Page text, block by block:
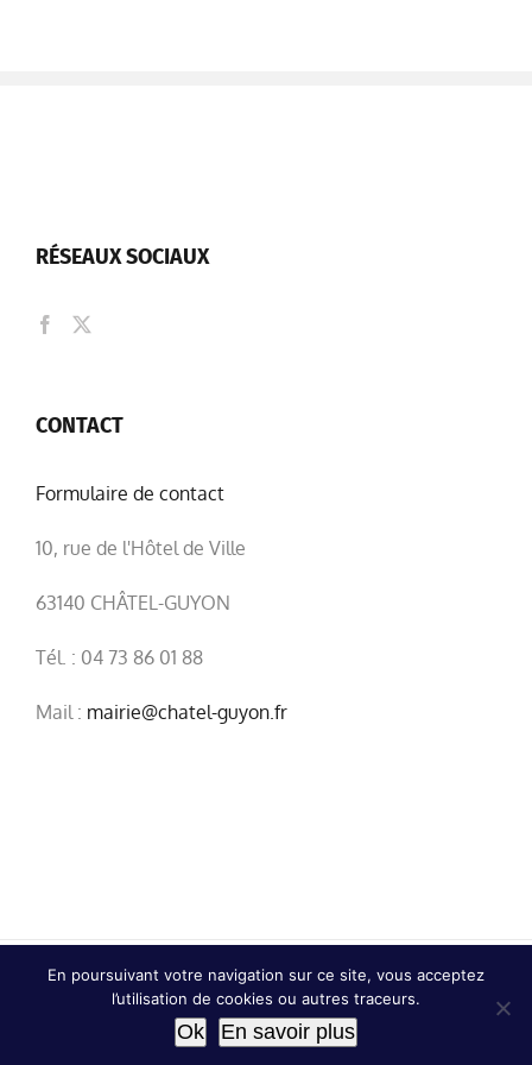
RÉSEAUX SOCIAUX
CONTACT
Formulaire de contact
10, rue de l'Hôtel de Ville
63140 CHÂTEL-GUYON
Tél. : 04 73 86 01 88
Mail : mairie@chatel-guyon.fr
© Copyright2026 | Ville de Châtel-Guyon |
Mentions
légales|Confidentialité
En poursuivant votre navigation sur ce site, vous acceptez
l’utilisation de cookies ou autres traceurs.
Ok En savoir plus